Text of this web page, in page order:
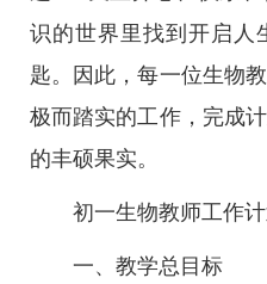
识的世界里找到开启人
匙。因此，每一位生物
极而踏实的工作，完成
的丰硕果实。
初一生物教师工作
一、教学总目标